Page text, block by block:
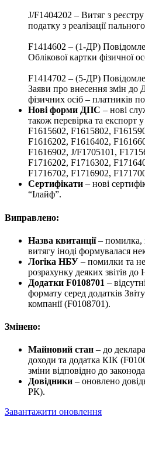
J/F1404202 – Витяг з
податку з реалізації
F1414602 – (1-ДР)
Облікової картки фізичної
F1414702 – (5-ДР)
Заяви про внесення змін до
фізичних осіб – платників
Нові форми ДПС – нові
також перевірка та експорт
F1615602, F1615802,
F1616202, F1616402,
F1616902, J/F1705101,
F1716202, F1716302,
F1716702, F1716902,
Сертифікати – нові
“Ілайф”.
Виправлено:
Назва квитанції– помилка,
витягу іноді формувалася
Логіка НБУ – помилки та
розрахунку деяких звітів до
Додатки F0108701 –
формату серед додатків
компанії (F0108701).
Змінено:
Майновий стан – до
доходи та додатка КІК
зміни відповідно до
Довідники – оновлено
РК).
Завантажити оновлення